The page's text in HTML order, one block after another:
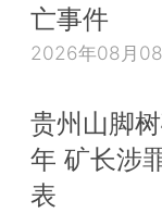
亡事件
2026年08月
贵州山脚
年 矿长涉
表